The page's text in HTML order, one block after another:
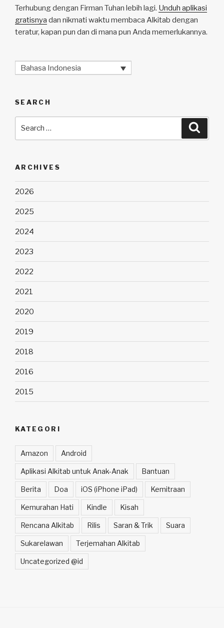
Terhubung dengan Firman Tuhan lebih lagi. Unduh aplikasi
gratisnya dan nikmati waktu membaca Alkitab dengan
teratur, kapan pun dan di mana pun Anda memerlukannya.
Bahasa Indonesia
SEARCH
ARCHIVES
2026
2025
2024
2023
2022
2021
2020
2019
2018
2016
2015
KATEGORI
Amazon Android
Aplikasi Alkitab untuk Anak-Anak Bantuan
Berita Doa iOS (iPhone iPad) Kemitraan
Kemurahan Hati Kindle Kisah
Rencana Alkitab Rilis Saran & Trik Suara
Sukarelawan Terjemahan Alkitab
Uncategorized @id